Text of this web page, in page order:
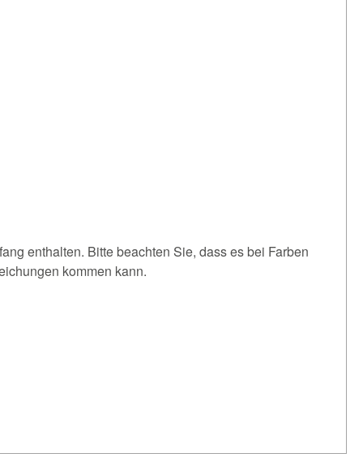
enthalten. Bitte beachten Sie, dass es bei Farben
kommen kann.